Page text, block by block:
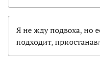
Я не жду подвоха, но
подходит,